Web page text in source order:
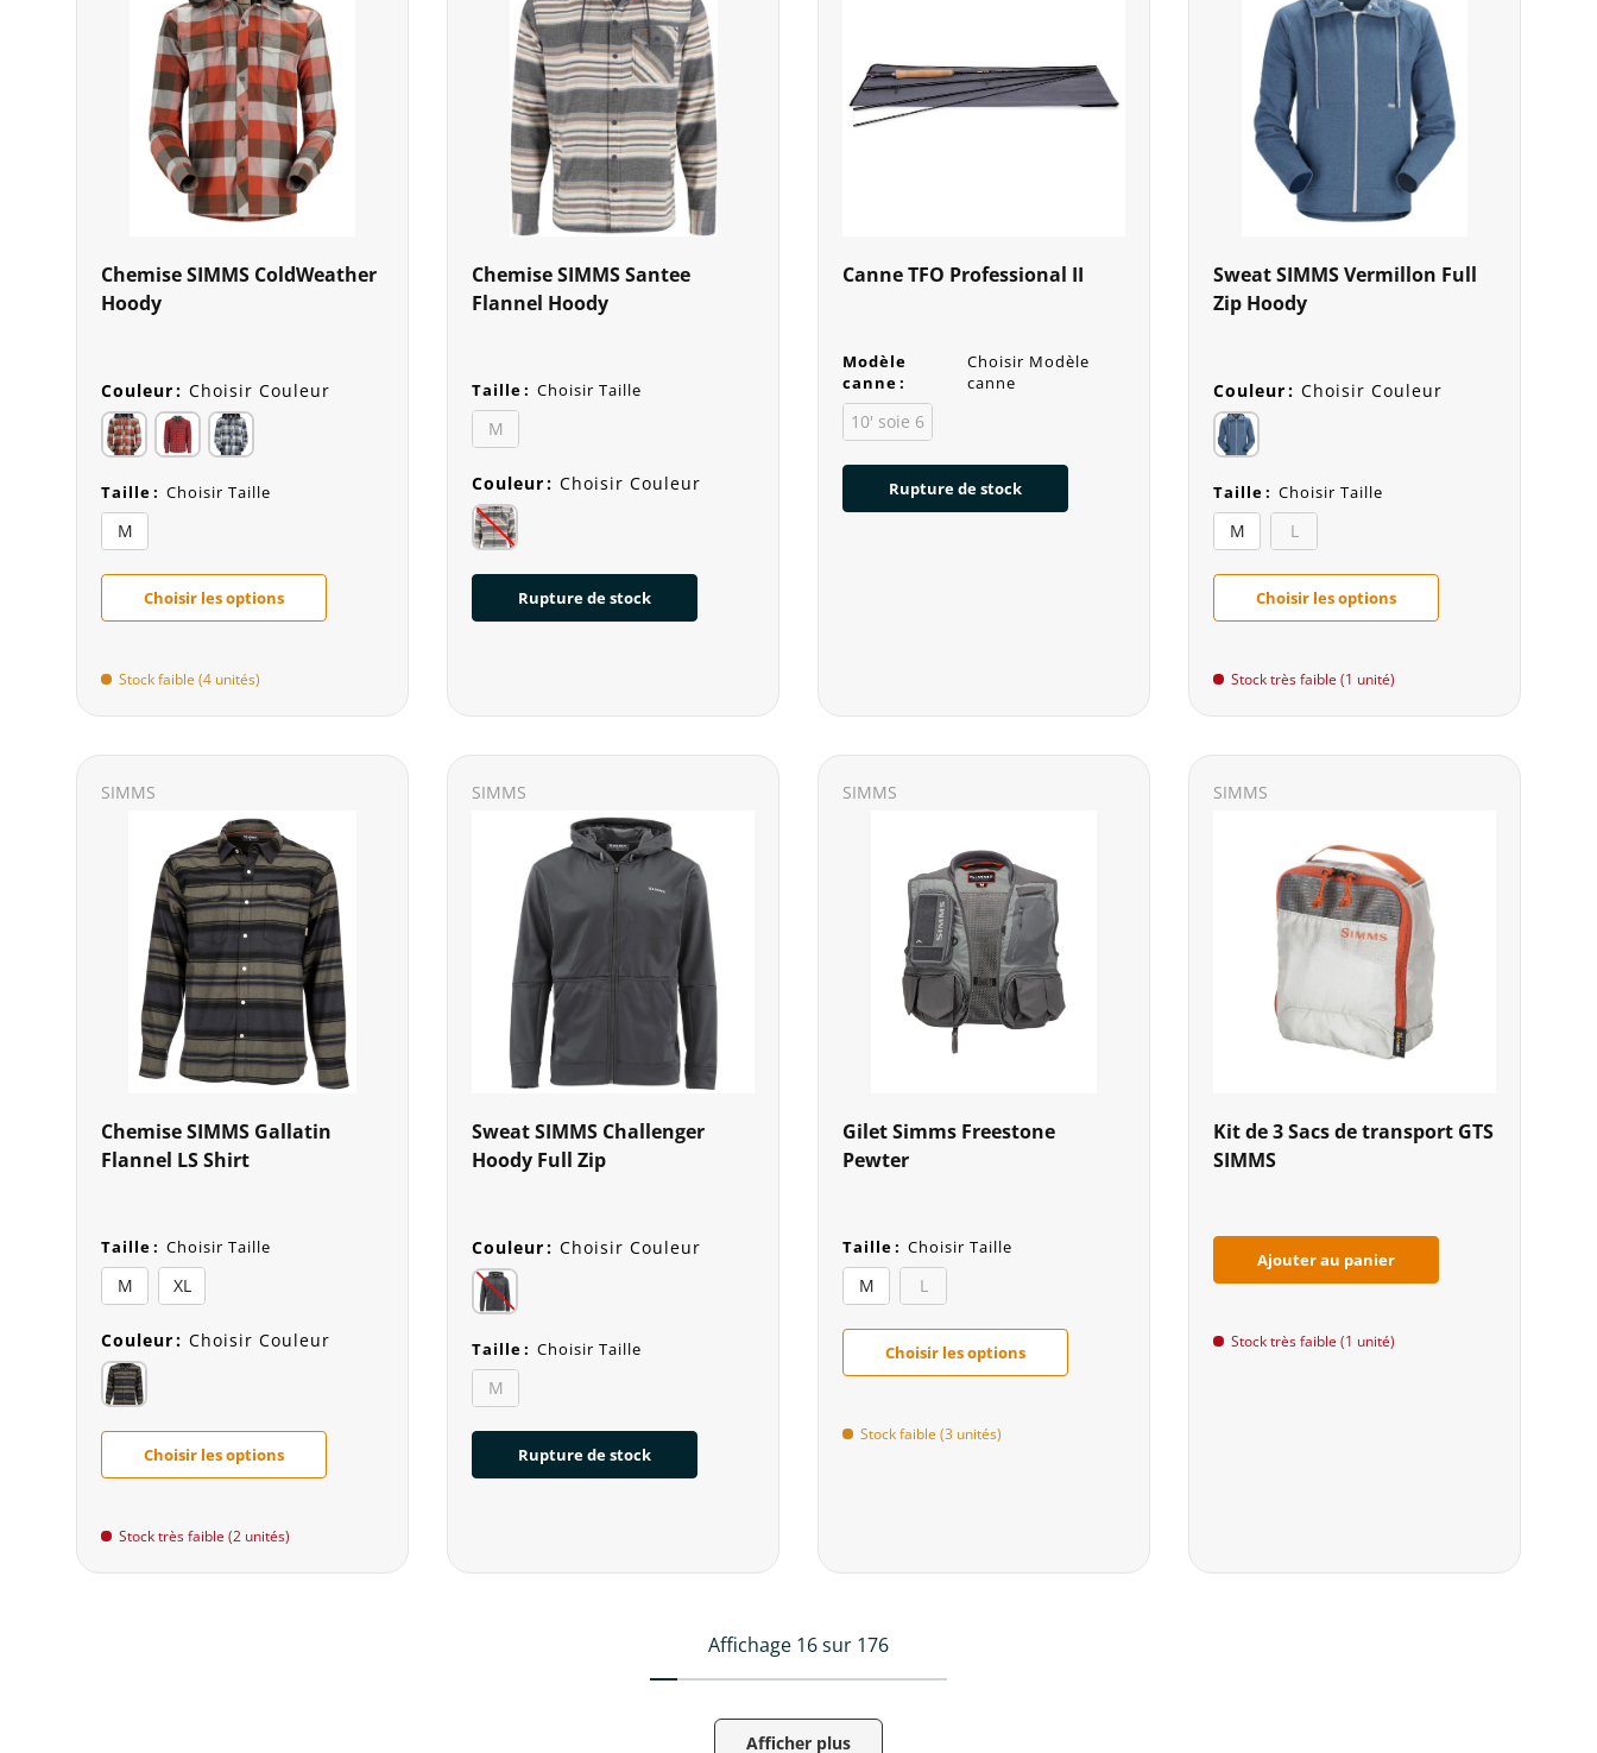
Chemise SIMMS ColdWeather
Hoody
Couleur: Choisir Couleur
Taille: Choisir Taille
M
Choisir les options
Stock faible (4 unités)
Chemise SIMMS Santee
Flannel Hoody
Taille: Choisir Taille
M
Couleur: Choisir Couleur
Rupture de stock
Canne TFO Professional II
Modèle
canne:
Choisir Modèle
canne
10' soie 6
Rupture de stock
Sweat SIMMS Vermillon Full
Zip Hoody
Couleur: Choisir Couleur
Taille: Choisir Taille
M L
Choisir les options
Stock très faible (1 unité)
SIMMS
Chemise SIMMS Gallatin
Flannel LS Shirt
Taille: Choisir Taille
M XL
Couleur: Choisir Couleur
Choisir les options
Stock très faible (2 unités)
SIMMS
Sweat SIMMS Challenger
Hoody Full Zip
Couleur: Choisir Couleur
Taille: Choisir Taille
M
Rupture de stock
SIMMS
Gilet Simms Freestone
Pewter
Taille: Choisir Taille
M L
Choisir les options
Stock faible (3 unités)
SIMMS
Kit de 3 Sacs de transport GTS
SIMMS
Ajouter au panier
Stock très faible (1 unité)
Affichage 16 sur 176
Afficher plus